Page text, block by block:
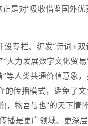
是对“吸收借鉴国外
设专栏、编发“诗词+
大力发展数字文化贸
”等人类共通价值意象
的传播模式，避免了
，物吾与也”的天下情
播是更广领域、更深